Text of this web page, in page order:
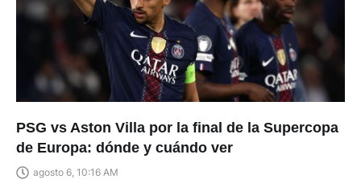
PSG vs Aston Villa por la final de la Supercopa
de Europa: dónde y cuándo ver
agosto 6, 10:16 AM